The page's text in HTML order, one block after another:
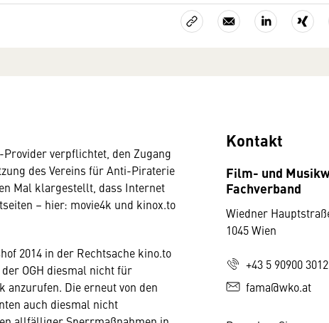
verpflichtet, den Zugang
des Vereins für Anti-Piraterie
Mal klargestellt, dass Internet
– hier: movie4k und kinox.to
2014 in der Rechtsache kino.to
OGH diesmal nicht für
anzurufen. Die erneut von den
auch diesmal nicht
Kontakt
Film- und
Fachverband
Wiedner
1045 Wien
+43 5 90900 3012
fama@wko.at